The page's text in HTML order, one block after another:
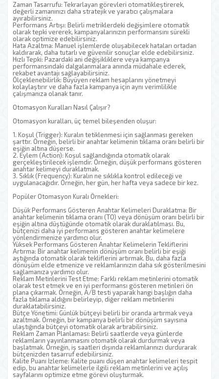
Zaman Tasarrufu: Tekrarlayan görevleri otomatikleştirerek,
değerli zamanınızı daha stratejik ve yaratıcı çalışmalara
ayırabilirsiniz.
Performans Artışı: Belirli metriklerdeki değişimlere otomatik
olarak tepki vererek, kampanyalarınızın performansını sürekli
olarak optimize edebilirsiniz.
Hata Azaltma: Manuel işlemlerde oluşabilecek hataları ortadan
kaldırarak, daha tutarlı ve güvenilir sonuçlar elde edebilirsiniz.
Hızlı Tepki: Pazardaki ani değişikliklere veya kampanya
performansındaki dalgalanmalara anında müdahale ederek,
rekabet avantajı sağlayabilirsiniz.
Ölçeklenebilirlik: Büyüyen reklam hesaplarını yönetmeyi
kolaylaştırır ve daha fazla kampanya için aynı verimlilikle
çalışmanıza olanak tanır.
Otomasyon Kuralları Nasıl Çalışır?
Otomasyon kuralları, üç temel bileşenden oluşur:
1. Koşul (Trigger): Kuralın tetiklenmesi için sağlanması gereken
şarttır. Örneğin, belirli bir anahtar kelimenin tıklama oranı belirli bir
eşiğin altına düşerse.
2. Eylem (Action): Koşul sağlandığında otomatik olarak
gerçekleştirilecek işlemdir. Örneğin, düşük performans gösteren
anahtar kelimeyi duraklatmak.
3. Sıklık (Frequency): Kuralın ne sıklıkla kontrol edileceği ve
uygulanacağıdır. Örneğin, her gün, her hafta veya sadece bir kez.
Popüler Otomasyon Kuralı Örnekleri:
Düşük Performans Gösteren Anahtar Kelimeleri Duraklatma: Bir
anahtar kelimenin tıklama oranı (TO) veya dönüşüm oranı belirli bir
eşiğin altına düştüğünde otomatik olarak duraklatılması. Bu,
bütçenizi daha iyi performans gösteren anahtar kelimelere
yönlendirmenize yardımcı olur.
Yüksek Performans Gösteren Anahtar Kelimelerin Tekliflerini
Artırma: Bir anahtar kelimenin dönüşüm oranı belirli bir eşiği
aştığında otomatik olarak tekliflerini artırmak. Bu, daha fazla
dönüşüm elde etmenize ve reklamlarınızın daha sık gösterilmesini
sağlamanıza yardımcı olur.
Reklam Metinlerini Test Etme: Farklı reklam metinlerini otomatik
olarak test etmek ve en iyi performansı gösteren metinleri ön
plana çıkarmak. Örneğin, A/B testi yaparak hangi başlığın daha
fazla tıklama aldığını belirleyip, diğer reklam metinlerini
duraklatabilirsiniz.
Bütçe Yönetimi: Günlük bütçeyi belirli bir oranda artırmak veya
azaltmak. Örneğin, bir kampanya belirli bir dönüşüm sayısına
ulaştığında bütçeyi otomatik olarak artırabilirsiniz.
Reklam Zaman Planlaması: Belirli saatlerde veya günlerde
reklamların yayınlanmasını otomatik olarak durdurmak veya
başlatmak. Örneğin, iş saatleri dışında reklamlarınızı durdurarak
bütçenizden tasarruf edebilirsiniz.
Kalite Puanı İzleme: Kalite puanı düşen anahtar kelimeleri tespit
edip, bu anahtar kelimelerle ilgili reklam metinlerini ve açılış
sayfalarını optimize etme görevi oluşturmak.